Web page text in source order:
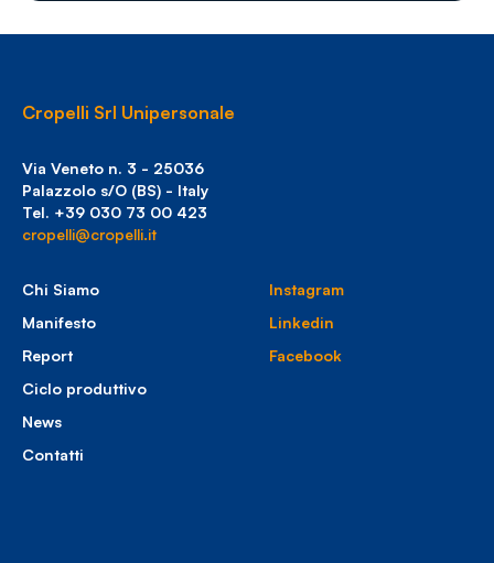
Cropelli Srl Unipersonale
Via Veneto n. 3 - 25036
Palazzolo s/O (BS) - Italy
Tel. +39 030 73 00 423
cropelli@cropelli.it
Chi Siamo
Manifesto
Report
Ciclo produttivo
News
Contatti
Instagram
Linkedin
Facebook